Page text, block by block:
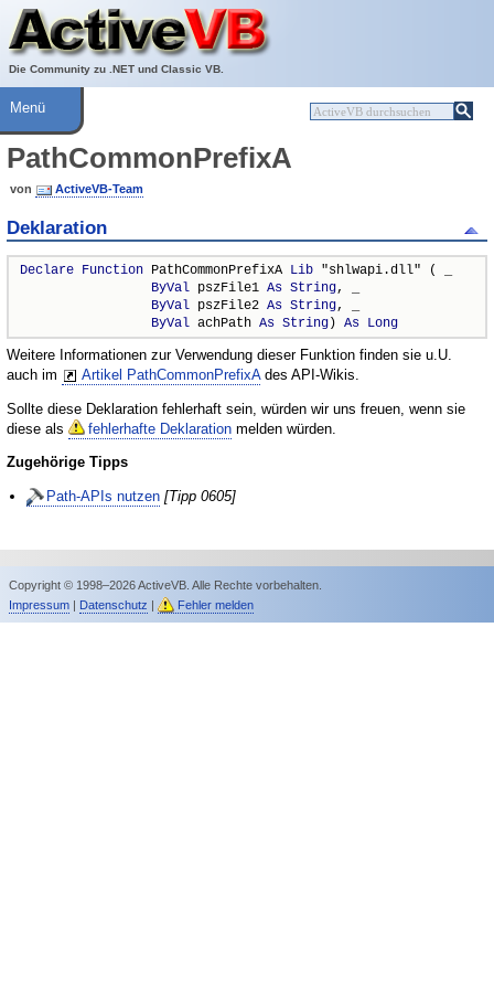
Die Community zu .NET und Classic VB.
Über ActiveVB
Hilfe
Menü
PathCommonPrefixA
von ActiveVB-Team
Deklaration
Declare Function PathCommonPrefixA Lib "shlwapi.dll" ( _
ByVal pszFile1 As String, _
ByVal pszFile2 As String, _
ByVal achPath As String) As Long
Weitere Informationen zur Verwendung dieser Funktion finden sie u.U.
auch im
Artikel PathCommonPrefixAdes API-Wikis.
Sollte diese Deklaration fehlerhaft sein, würden wir uns freuen, wenn sie
diese als
fehlerhafte Deklaration melden würden.
Zugehörige Tipps
Path-APIs nutzen [Tipp 0605]
Copyright © 1998–2026 ActiveVB. Alle Rechte vorbehalten.
Impressum| Datenschutz | Fehler melden